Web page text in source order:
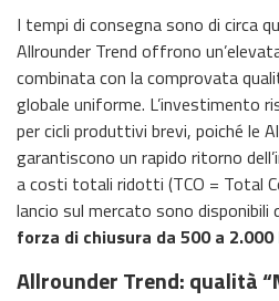
I tempi di consegna sono di circa
Allrounder Trend offrono
combinata con la comprovata
globale uniforme. L’investimento
per cicli produttivi brevi, poiché le
garantiscono un rapido ritorno
a costi totali ridotti (TCO = Total
lancio sul mercato sono
forza di chiusura da 500 a 2.000
Allrounder Trend: qualità